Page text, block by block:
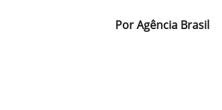
Por Agência Brasil